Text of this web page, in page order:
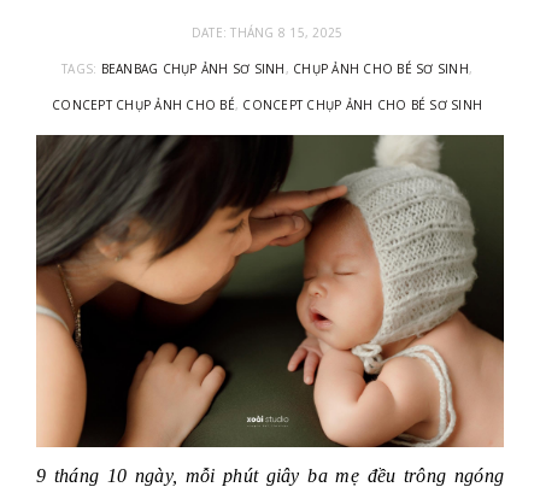
DATE:THÁNG 8 15, 2025
TAGS: BEANBAG CHỤP ẢNH SƠ SINH , CHỤP ẢNH CHO BÉ SƠ SINH,
CONCEPT CHỤP ẢNH CHO BÉ, CONCEPT CHỤP ẢNH CHO BÉ SƠ SINH
9 tháng 10 ngày, mỗi phút giây ba mẹ đều trông ngóng